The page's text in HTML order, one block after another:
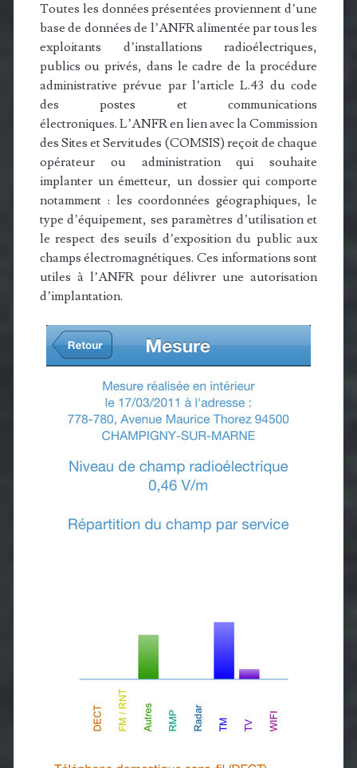
Toutes les données présentées proviennent d’une
base de données de l’ANFR alimentée par tous les
exploitants d’installations radioélectriques,
publics ou privés, dans le cadre de la procédure
administrative prévue par l’article L.43 du code
des postes et communications
électroniques. L’ANFR en lien avec la Commission
des Sites et Servitudes (COMSIS) reçoit de chaque
opérateur ou administration qui souhaite
implanter un émetteur, un dossier qui comporte
notamment : les coordonnées géographiques, le
type d’équipement, ses paramètres d’utilisation et
le respect des seuils d’exposition du public aux
champs électromagnétiques. Ces informations sont
utiles à l’ANFR pour délivrer une autorisation
d’implantation.